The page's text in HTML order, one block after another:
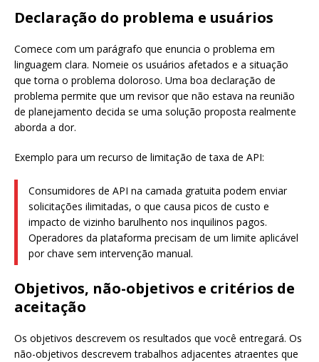
Declaração do problema e usuários
Comece com um parágrafo que enuncia o problema em
linguagem clara. Nomeie os usuários afetados e a situação
que torna o problema doloroso. Uma boa declaração de
problema permite que um revisor que não estava na reunião
de planejamento decida se uma solução proposta realmente
aborda a dor.
Exemplo para um recurso de limitação de taxa de API:
Consumidores de API na camada gratuita podem enviar
solicitações ilimitadas, o que causa picos de custo e
impacto de vizinho barulhento nos inquilinos pagos.
Operadores da plataforma precisam de um limite aplicável
por chave sem intervenção manual.
Objetivos, não-objetivos e critérios de
aceitação
Os objetivos descrevem os resultados que você entregará. Os
não-objetivos descrevem trabalhos adjacentes atraentes que